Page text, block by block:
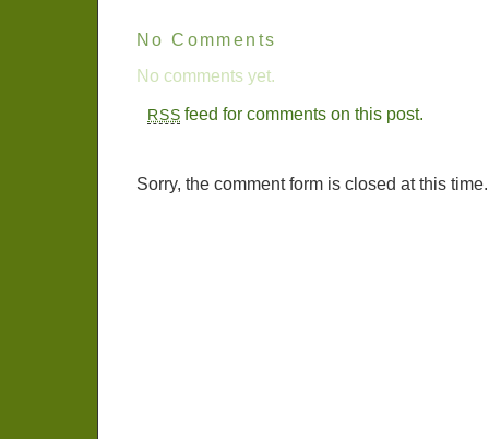
No Comments
No comments yet.
RSS feed for comments on this post.
Sorry, the comment form is closed at this time.